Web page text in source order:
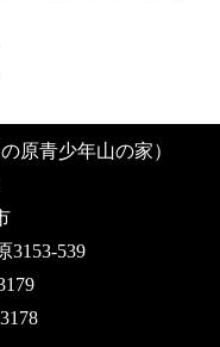
原青少年山の家）
3153-539